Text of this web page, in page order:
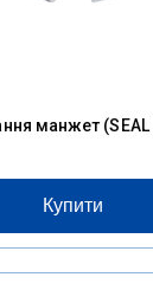
манжет (SEAL
Купити